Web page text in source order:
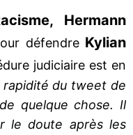
Hermann
défendre Kylian
judiciaire est en
du tweet de
quelque chose. Il
le doute après les